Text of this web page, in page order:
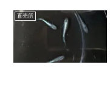
直売所